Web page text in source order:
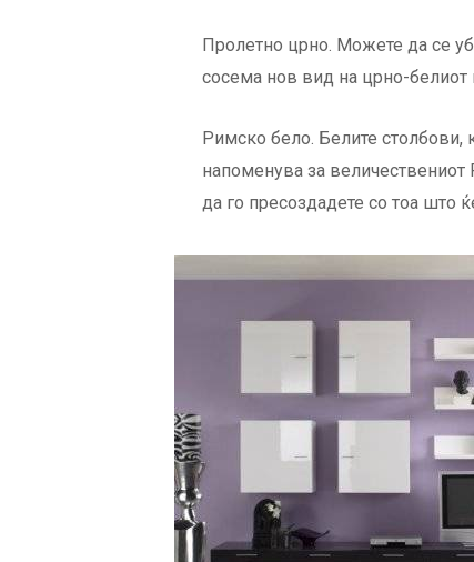
Пролетно црно. Можете да се
сосема нов вид на црно-белиот
Римско бело. Белите
напоменува за
да го пресоздадете со тоа што